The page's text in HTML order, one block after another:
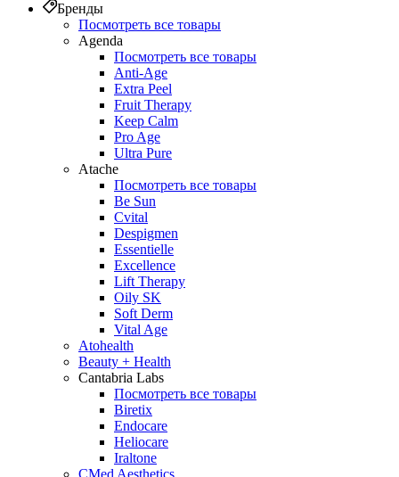
Бренды
Посмотреть все товары
Agenda
Посмотреть все товары
Anti‑Age
Extra Peel
Fruit Therapy
Keep Calm
Pro Age
Ultra Pure
Atache
Посмотреть все товары
Be Sun
Cvital
Despigmen
Essentielle
Excellence
Lift Therapy
Oily SK
Soft Derm
Vital Age
Atohealth
Beauty + Health
Cantabria Labs
Посмотреть все товары
Biretix
Endocare
Heliocare
Iraltone
CMed Aesthetics